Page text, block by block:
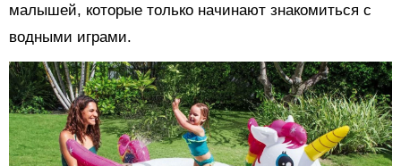
малышей, которые только начинают знакомиться с
водными играми.